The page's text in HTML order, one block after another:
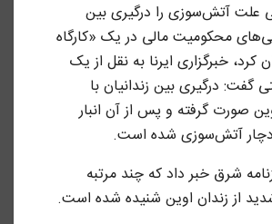
علت آتش‌سوزی را درگیری بین
محکومیت مالی در یک «کارگاه
کرد، خبرگزاری ایرنا به نقل از یک
گفت: درگیری بین زندانیان با
صورت گرفته و پس از آن انبار
دچار آتش‌سوزی شده است.
شرق خبر داد که چند مرتبه
از زندان اوین شنیده شده است.